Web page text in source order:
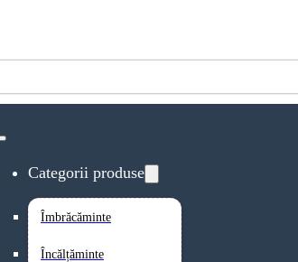
Categorii produse
Îmbrăcăminte
Încălțăminte